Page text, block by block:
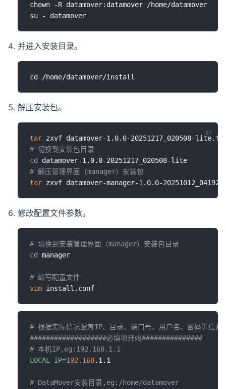
chown -R datamover:datamover /home/datamover
并进入安装目录。
解压安装包。
tar
# 切换到安装包目录
cd
# 解压管理界面（manager）安装包
tar
修改配置文件参数。
# 切换到安装管理界面（manager）安装包目录
cd
manager
# 编写配置文件
vim
# 根据实际情况配置IP、目录、端口号、用户名、密码等信息
###################必填项开始###############
# 本机IP,eg:192.168.1.1
LOCAL_IP=192.168.1.1
# DataMover安装目录,eg:/home/datamover